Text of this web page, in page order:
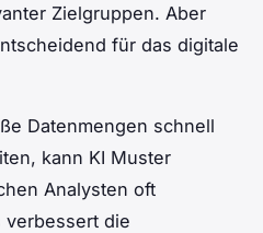
Zielgruppen. Aber
für das digitale
Datenmengen schnell
kann KI Muster
Analysten oft
die